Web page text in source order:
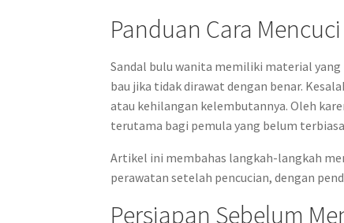
Panduan Cara
Sandal bulu wanita memiliki material
bau jika tidak dirawat dengan benar.
atau kehilangan kelembutannya. Oleh
terutama bagi pemula yang belum
Artikel ini membahas langkah-langkah
perawatan setelah pencucian, dengan
Persiapan Sebelum